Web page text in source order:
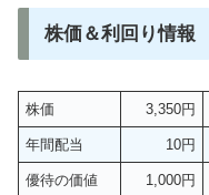
株価＆利回り情報
株価 3,350円
年間配当 10円
優待の価値 1,000円